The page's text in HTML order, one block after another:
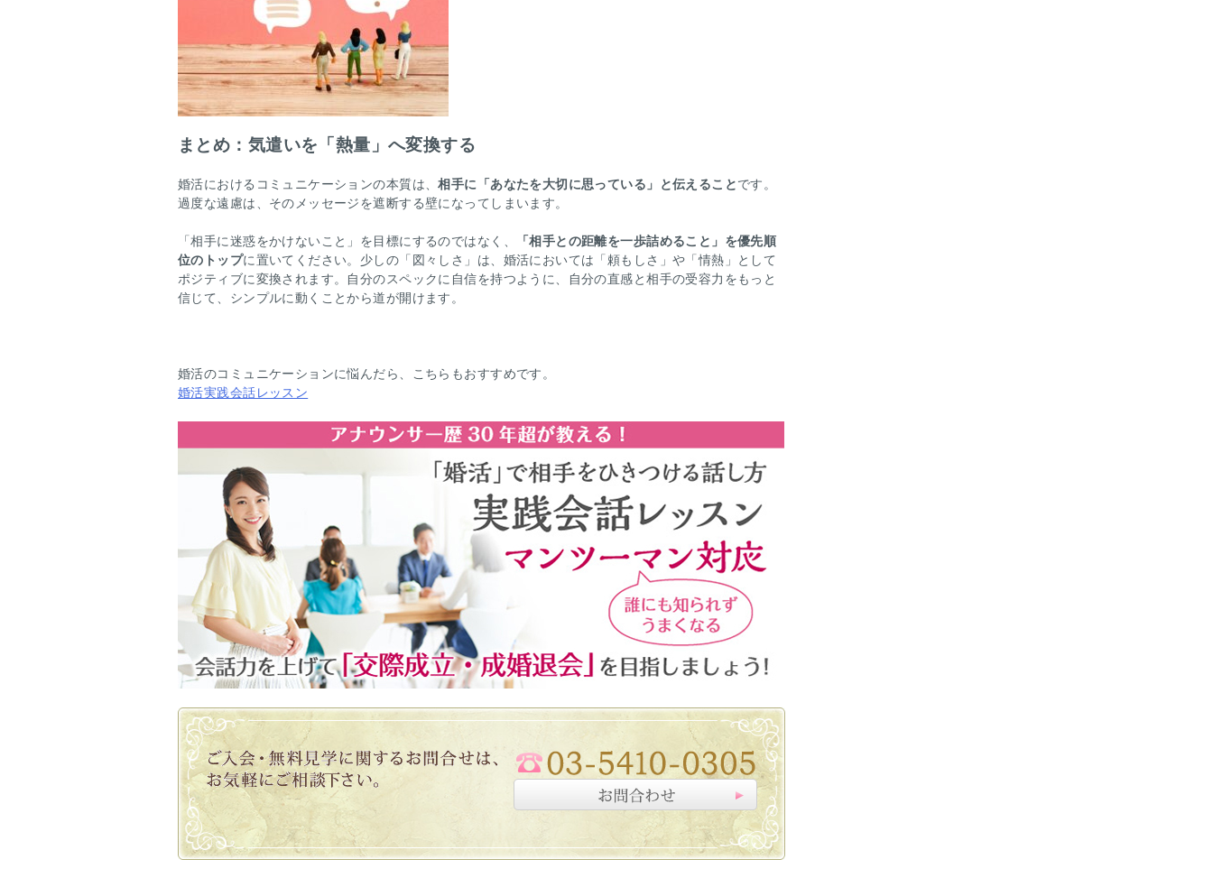
まとめ：気遣いを「熱量」へ変換する
婚活におけるコミュニケーションの本質は、相手に「あなたを大切に思っている」と伝えることです。
過度な遠慮は、そのメッセージを遮断する壁になってしまいます。
「相手に迷惑をかけないこと」を目標にするのではなく、
「相手との距離を一歩詰めること」を優先順
位のトップに置いてください。少しの「図々しさ」は、婚活においては「頼もしさ」や「情熱」として
ポジティブに変換されます。自分のスペックに自信を持つように、自分の直感と相手の受容力をもっと
信じて、シンプルに動くことから道が開けます。
婚活のコミュニケーションに悩んだら、こちらもおすすめです。
婚活実践会話レッスン